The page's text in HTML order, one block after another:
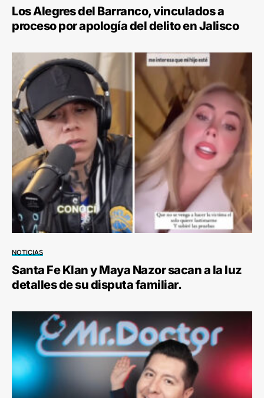
Los Alegres del Barranco, vinculados a
proceso por apología del delito en Jalisco
NOTICIAS
Santa Fe Klan y Maya Nazor sacan a la luz
detalles de su disputa familiar.